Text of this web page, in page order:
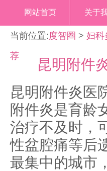
网站首页 关于
当前位置:度智圈 > 妇科
荐
昆明附件
昆明附件炎医
附件炎是育龄
治疗不及时，
性盆腔痛等后
最集中的城市